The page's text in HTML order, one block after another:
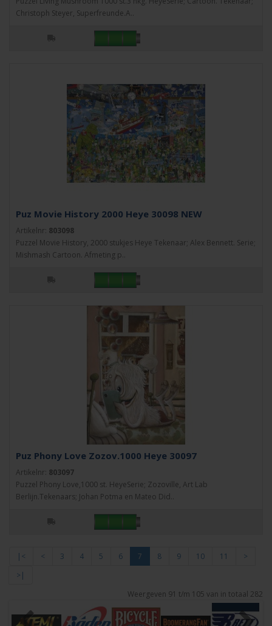
Christoph Steyer, Superfreunde.A..
Puz Movie History 2000 Heye 30098 NEW
Artikelnr: 803098
Puzzel Movie History, 2000 stukjes Heye Tekenaar; Alex Bennett. Serie;
Mishmash Cartoon. Afmeting p..
Puz Phony Love Zozov.1000 Heye 30097
Artikelnr: 803097
Puzzel Phony Love,1000 st. HeyeSerie; Zozoville, Art Lab
Berlijn.Tekenaars; Johan Potma en Mateo Did..
|< < 3 4 5 6 7 8 9 10 11
>
>|
Weergeven 91 t/m 105 van in totaal 282